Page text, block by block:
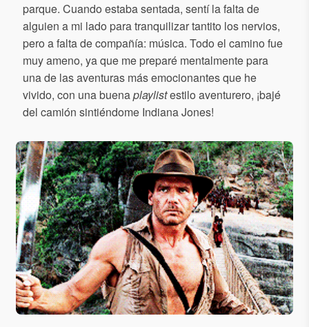
parque. Cuando estaba sentada, sentí la falta de
alguien a mi lado para tranquilizar tantito los nervios,
pero a falta de compañía: música. Todo el camino fue
muy ameno, ya que me preparé mentalmente para
una de las aventuras más emocionantes que he
vivido, con una buenaplaylistestilo aventurero, ¡bajé
del camión sintiéndome Indiana Jones!